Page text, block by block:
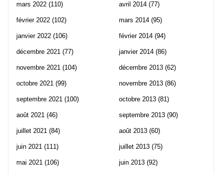
mars 2022 (110)
février 2022 (102)
janvier 2022 (106)
décembre 2021 (77)
novembre 2021 (104)
octobre 2021 (99)
septembre 2021 (100)
août 2021 (46)
juillet 2021 (84)
juin 2021 (111)
mai 2021 (106)
avril 2014 (77)
mars 2014 (95)
février 2014 (94)
janvier 2014 (86)
décembre 2013 (62)
novembre 2013 (86)
octobre 2013 (81)
septembre 2013 (90)
août 2013 (60)
juillet 2013 (75)
juin 2013 (92)